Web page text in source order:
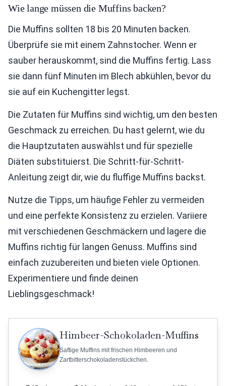
Wie lange müssen die Muffins backen?
Die Muffins sollten 18 bis 20 Minuten backen.
Überprüfe sie mit einem Zahnstocher. Wenn er
sauber herauskommt, sind die Muffins fertig. Lass
sie dann fünf Minuten im Blech abkühlen, bevor du
sie auf ein Kuchengitter legst.
Die Zutaten für Muffins sind wichtig, um den besten
Geschmack zu erreichen. Du hast gelernt, wie du
die Hauptzutaten auswählst und für spezielle
Diäten substituierst. Die Schritt-für-Schritt-
Anleitung zeigt dir, wie du fluffige Muffins backst.
Nutze die Tipps, um häufige Fehler zu vermeiden
und eine perfekte Konsistenz zu erzielen. Variiere
mit verschiedenen Geschmäckern und lagere die
Muffins richtig für langen Genuss. Muffins sind
einfach zuzubereiten und bieten viele Optionen.
Experimentiere und finde deinen
Lieblingsgeschmack!
Himbeer-Schokoladen-Muffins
Saftige Muffins mit frischen Himbeeren und
Zartbitterschokoladenstückchen.